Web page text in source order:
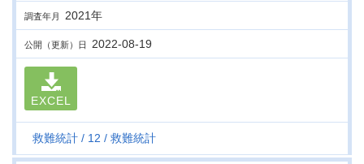
調査年月 2021年
公開（更新）日 2022-08-19
EXCEL
救難統計 12 救難統計